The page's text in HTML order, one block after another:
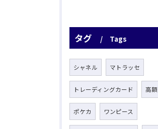
タグ Tags
シャネル マトラッセ
トレーディングカード 高額
ポケカ ワンピース